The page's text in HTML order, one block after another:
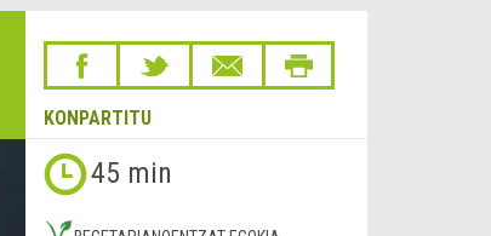
KONPARTITU
45 min